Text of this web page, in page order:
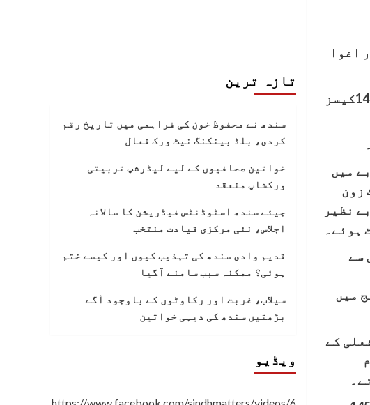
واقعات میں 1785افراد قتل ہوئے، اغوا کے 3948 اور اغوا
سال بھر میں صوبے میں ریپ کے 369، گینگ ریپ کے29، بد فعلی کے 256 اور کاروکاری کے 145کیسز
یکم جنوری سے 15دسمبر 2023 تک صوبے میں
زون میں قتل کے 141، ایسٹ زون
میرپور خاص رینج میں 59، شہید بے نظیر
میں سے
لاڑکانہ رینج میں
369کیسز رپورٹ ہوئے، گینگ ریپ کے29، بد فعلی کے
اقدام
تازہ ترین
سندھ نے محفوظ خون کی فراہمی میں تاریخ رقم
کردی، بلڈ بینکنگ نیٹ ورک فعال
خواتین صحافیوں کے لیے لیڈرشپ تربیتی
ورکشاپ منعقد
جیئے سندھ اسٹوڈنٹس فیڈریشن کا سالانہ
اجلاس، نئی مرکزی قیادت منتخب
قدیم وادی سندھ کی تہذیب کیوں اور کیسے ختم
ہوئی؟ ممکنہ سبب سامنے آگیا
سیلاب، غربت اور رکاوٹوں کے باوجود آگے
بڑھتیں سندھ کی دیہی خواتین
ویڈیو